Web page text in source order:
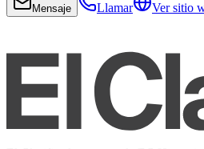
Mensaje Llamar Ver sitio